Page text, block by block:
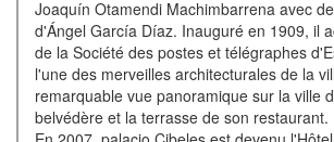
Joaquín Otamendi Machimbarrena avec
d'Ángel García Díaz. Inauguré en 1909, il
de la Société des postes et télégraphes
l'une des merveilles architecturales de la
remarquable vue panoramique sur la ville
belvédère et la terrasse de son restaurant.